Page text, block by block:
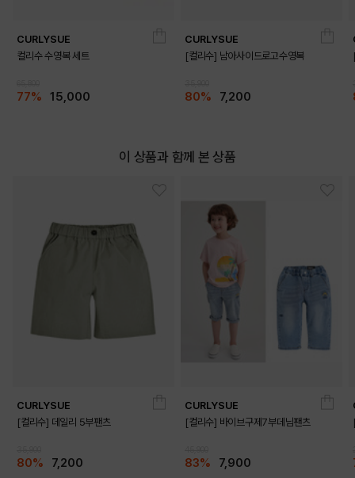
DETAILS
CURLYSUE
컬리수 수영복 세트
77% 15,000
CURLYSUE
[컬리수] 남아사이드로고수영복
80% 7,200
이 상품과 함께 본 상품
CURLYSUE
[컬리수] 데일리 5부팬츠
80% 7,200
CURLYSUE
[컬리수] 바이브구제7부데님팬츠
83% 7,900